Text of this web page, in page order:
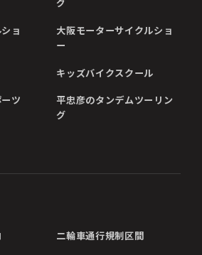
ョ
大阪モーターサイクルショ
ー
キッズバイクスクール
ツ
平忠彦のタンデムツーリン
グ
二輪車通行規制区間